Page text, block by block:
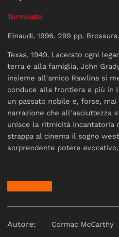
Terminato
Einaudi, 1996. 299 pp. Brossura.
Texas, 1949. Lacerato ogni
terra e alla famiglia, John
insieme all'amico Rawlins si
conduce alla frontiera e più in
un passato nobile e, forse,
narrazione che all'asciuttezza
unisce la ritmicità incantatoria
strappa al cinema il sogno
sorprendente potere
Autore: Cormac McCarthy